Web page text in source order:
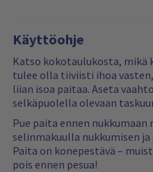
Käyttöohje
Katso kokotaulukosta, mikä
tulee olla tiiviisti ihoa
liian isoa paitaa. Aseta
selkäpuolella olevaan
Pue paita ennen
selinmakuulla nukkumisen
Paita on konepestävä –
pois ennen pesua!